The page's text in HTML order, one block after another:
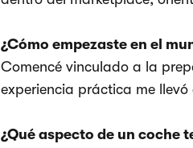
¿Cómo empezaste en el
Comencé vinculado a la
experiencia práctica me
¿Qué aspecto de un coche